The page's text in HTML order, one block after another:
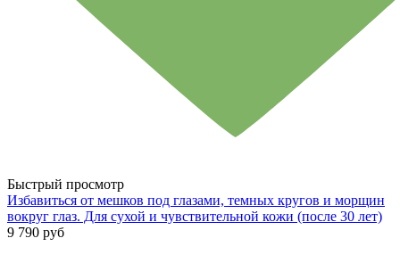
Быстрый просмотр
Избавиться от мешков под глазами, темных кругов и морщин
вокруг глаз. Для сухой и чувствительной кожи (после 30 лет)
9 790 руб